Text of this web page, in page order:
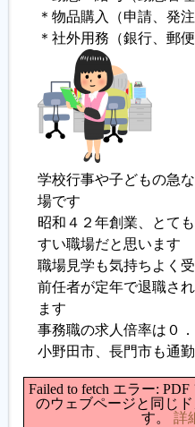
＊物品購入（申請、発
＊社外用務（銀行、郵便
学校行事や子どもの急
場です
昭和４２年創業、とて
すい職場だと思います
職場見学も気持ちよく
前任者が定年で退職さ
ます
事務職の求人倍率は０
小野田市、長門市も通
Failed to fetch エラー:
のウェブページと同じ
す。 詳